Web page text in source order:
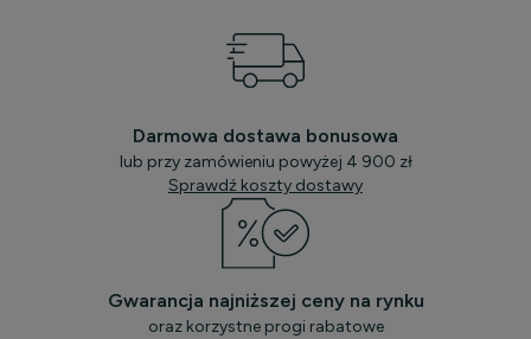
Darmowa dostawa bonusowa
lub przy zamówieniu powyżej 4 900 zł
Sprawdź koszty dostawy
Gwarancja najniższej ceny na rynku
oraz korzystne progi rabatowe